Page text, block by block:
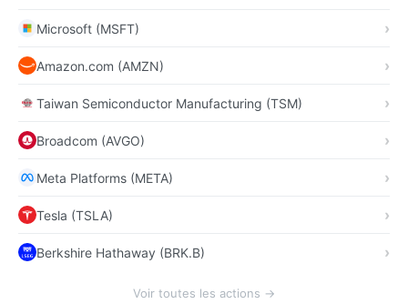
Microsoft (MSFT)
Amazon.com (AMZN)
Taiwan Semiconductor Manufacturing (TSM)
Broadcom (AVGO)
Meta Platforms (META)
Tesla (TSLA)
Berkshire Hathaway (BRK.B)
Voir toutes les actions →